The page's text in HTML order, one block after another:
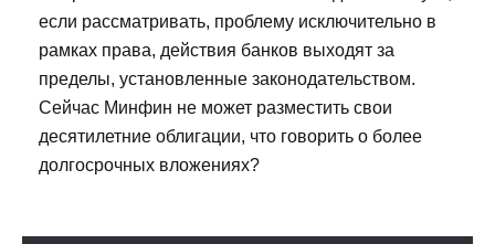
если рассматривать, проблему исключительно в
рамках права, действия банков выходят за
пределы, установленные законодательством.
Сейчас Минфин не может разместить свои
десятилетние облигации, что говорить о более
долгосрочных вложениях?